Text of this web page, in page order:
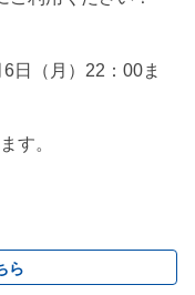
日（月）22：00ま
す。
ら